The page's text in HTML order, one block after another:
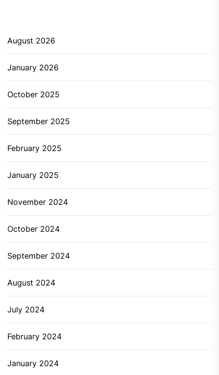
August 2026
January 2026
October 2025
September 2025
February 2025
January 2025
November 2024
October 2024
September 2024
August 2024
July 2024
February 2024
January 2024